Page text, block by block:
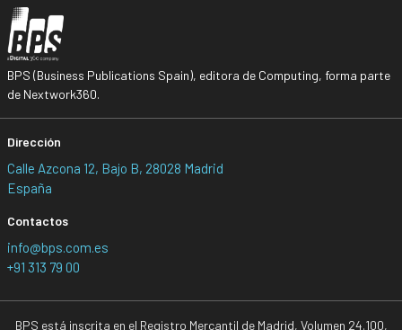
BPS (Business Publications Spain), editora de Computing, forma parte
de Nextwork360.
Dirección
Calle Azcona 12, Bajo B, 28028 Madrid
España
Contactos
info@bps.com.es
+91 313 79 00
BPS está inscrita en el Registro Mercantil de Madrid, Volumen 24.100,